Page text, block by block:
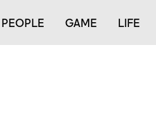
PEOPLE GAME LIFE